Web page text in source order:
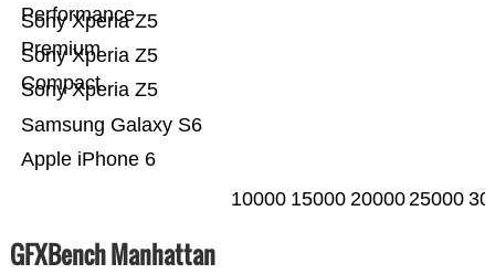
Apple iPhone 6
Samsung Galaxy S6
Sony Xperia Z5
Sony Xperia Z5
Compact
Sony Xperia Z5
Premium
Performance
10000 15000 2000025000
GFXBench Manhattan